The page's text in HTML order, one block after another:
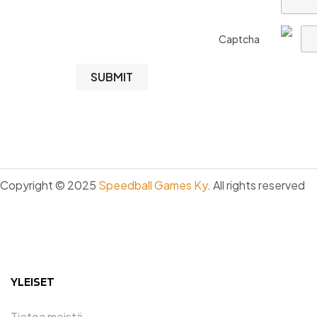
Captcha
SUBMIT
Copyright © 2025 Speedball Games Ky. All rights reserved
YLEISET